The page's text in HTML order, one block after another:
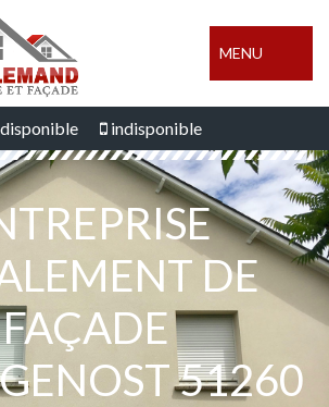
MENU
indisponible
DE
FAÇADE
51260